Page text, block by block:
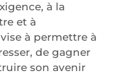
à la
et à
à permettre à
de gagner
son avenir